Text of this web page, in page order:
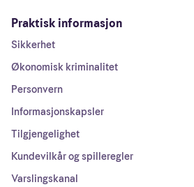
Praktisk informasjon
Sikkerhet
Økonomisk kriminalitet
Personvern
Informasjonskapsler
Tilgjengelighet
Kundevilkår og spilleregler
Varslingskanal